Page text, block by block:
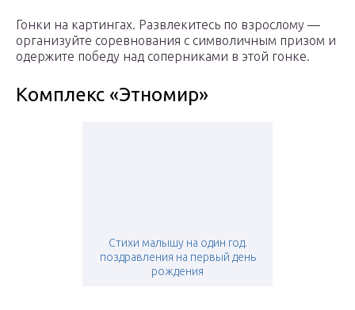
Гонки на картингах. Развлекитесь по взрослому —
организуйте соревнования с символичным призом и
одержите победу над соперниками в этой гонке.
Комплекс «Этномир»
Стихи малышу на один год.
поздравления на первый день
рождения